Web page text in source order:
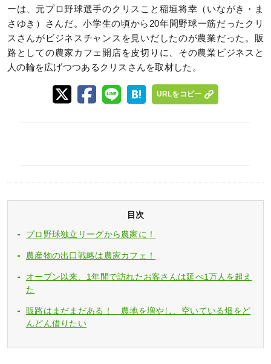
ーは、元プロ野球選手のクリスこと稲垣将幸（いながき・ま
さゆき）さんだ。小学生の頃から20年間野球一筋だったクリ
スさんがビジネスチャンスを見いだしたのが農業だった。販
路としての農家カフェ開店を皮切りに、その農業ビジネスと
人の輪を広げつつあるクリスさんを取材した。
URLをコピー
目次
プロ野球独立リーグから農家に！
農産物の出口戦略は農家カフェ！
オープン以来、1年間で訪れたお客さんは延べ1万人を超え
た
販路はまだまだある！ 農地を増やし、空いている畑をど
んどん借りたい